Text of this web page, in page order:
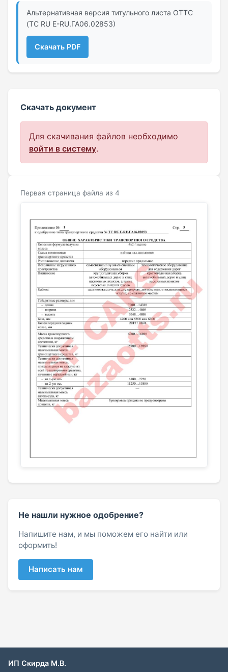
Альтернативная версия титульного листа ОТТС
(ТС RU Е-RU.ГА06.02853)
Скачать PDF
Скачать документ
Для скачивания файлов необходимо
войти в систему.
Первая страница файла из 4
Не нашли нужное одобрение?
Напишите нам, и мы поможем его найти или
оформить!
Написать нам
ИП Скирда М.В.